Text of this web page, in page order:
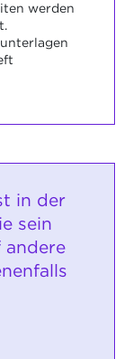
werden
in der
sein
andere